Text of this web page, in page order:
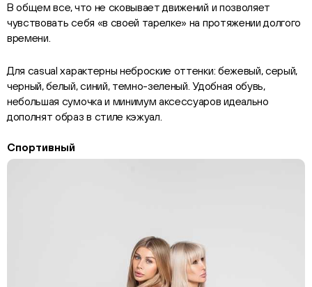
В общем все, что не сковывает движений и позволяет
чувствовать себя «в своей тарелке» на протяжении долгого
времени.
Для casual характерны неброские оттенки: бежевый, серый,
черный, белый, синий, темно-зеленый. Удобная обувь,
небольшая сумочка и минимум аксессуаров идеально
дополнят образ в стиле кэжуал.
Спортивный